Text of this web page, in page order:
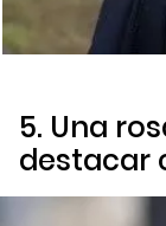
5. Una
destacar